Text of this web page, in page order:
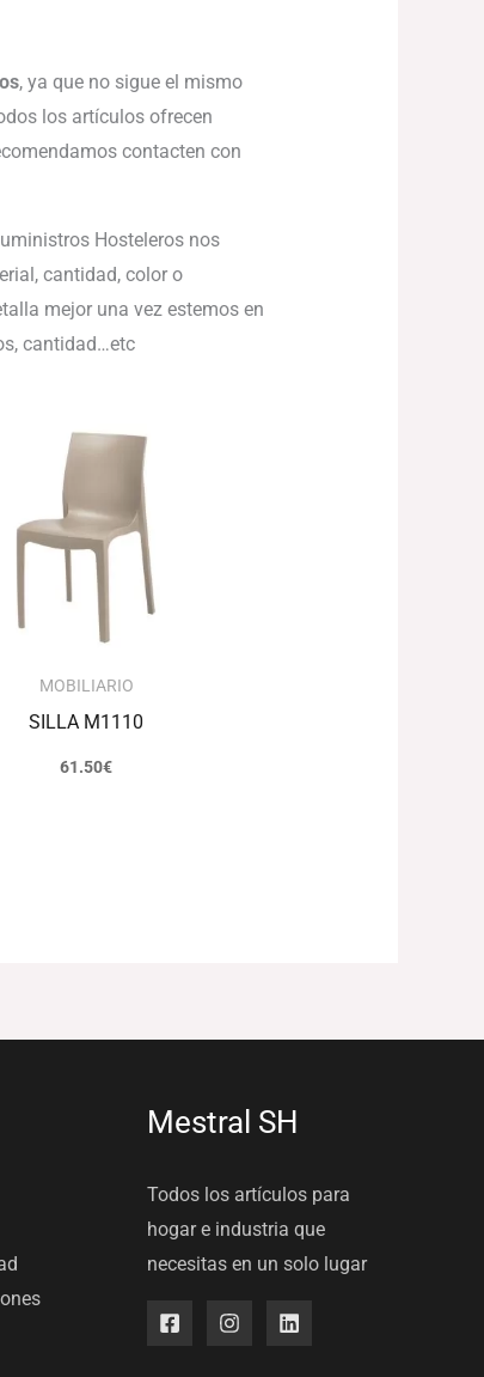
, ya que no sigue el mismo
los artículos ofrecen
contacten con
Hosteleros nos
cantidad, color o
mejor una vez estemos en
cantidad…etc
MOBILIARIO
SILLA M1110
61.50€
Mestral SH
Todos los artículos para
hogar e industria que
necesitas en un solo lugar